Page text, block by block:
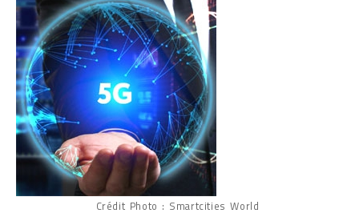
Crédit Photo : Smartcities World